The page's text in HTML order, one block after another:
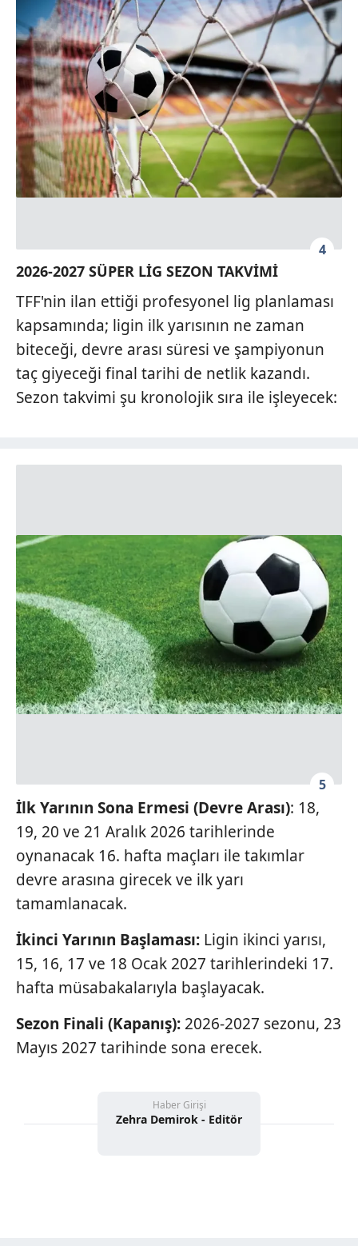
4
2026-2027 SÜPER LİG SEZON TAKVİMİ
TFF'nin ilan ettiği profesyonel lig planlaması
kapsamında; ligin ilk yarısının ne zaman
biteceği, devre arası süresi ve şampiyonun
taç giyeceği final tarihi de netlik kazandı.
Sezon takvimi şu kronolojik sıra ile işleyecek:
5
İlk Yarının Sona Ermesi (Devre Arası): 18,
19, 20 ve 21 Aralık 2026 tarihlerinde
oynanacak 16. hafta maçları ile takımlar
devre arasına girecek ve ilk yarı
tamamlanacak.
İkinci Yarının Başlaması: Ligin ikinci yarısı,
15, 16, 17 ve 18 Ocak 2027 tarihlerindeki 17.
hafta müsabakalarıyla başlayacak.
Sezon Finali (Kapanış): 2026-2027 sezonu, 23
Mayıs 2027 tarihinde sona erecek.
Haber Girişi
Zehra Demirok - Editör